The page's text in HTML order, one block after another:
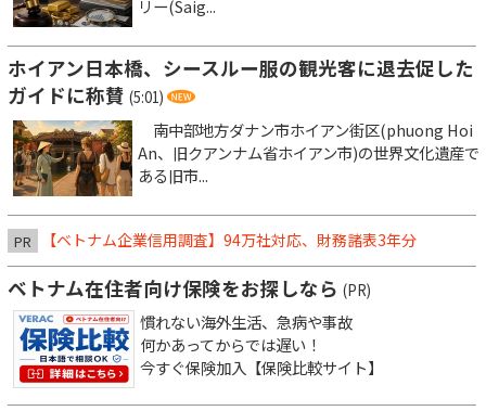
リー(Saig...
ホイアン日本橋、シースルー服の観光客に退去促した
ガイドに称賛 (5:01)
南中部地方ダナン市ホイアン街区(phuong Hoi
An、旧クアンナム省ホイアン市)の世界文化遺産で
ある旧市...
PR 【ベトナム企業信用調査】94万社対応、財務諸表3年分
ベトナム在住者向け保険をお探しなら (PR)
慣れない海外生活、急病や事故
何かあってからでは遅い！
今すぐ保険加入【保険比較サイト】